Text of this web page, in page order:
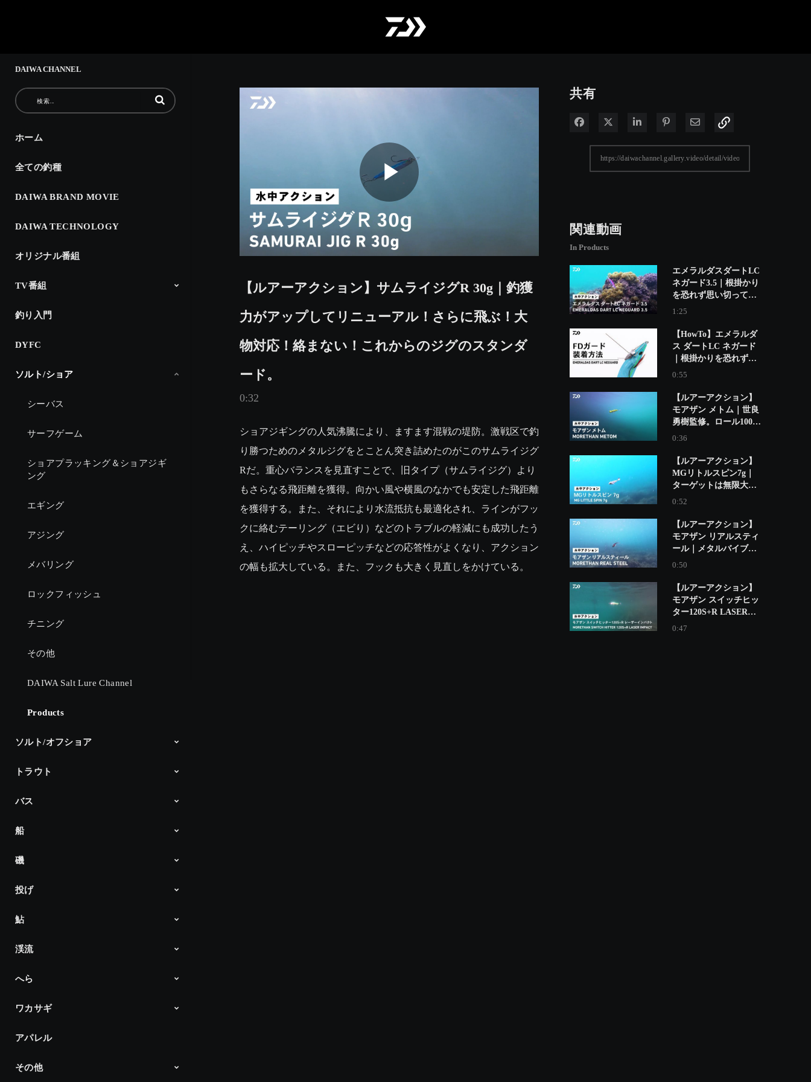
DAIWA CHANNEL
動画の検索語句を入力
ホーム
全ての釣種
DAIWA BRAND MOVIE
DAIWA TECHNOLOGY
オリジナル番組
TV番組
The Fishing
釣り時季
North Angler’s TV
Dz SALT 2ND
アングラーインプレッション
CM
釣り入門
DYFC
ソルト/ショア
シーバス
サーフゲーム
ショアプラッキング＆ショアジギ
ング
エギング
アジング
メバリング
ロックフィッシュ
チニング
その他
DAIWA Salt Lure Channel
Products
ソルト/オフショア
オフショアヘビー
ライトキャスティング
スロージギング
ライトジギング
タイラバ
タチウオジギング
ボートエギング
イカメタル
Products
トラウト
DAIWA TROUT
Products
バス
船
磯
DAIWA 磯チャンネル
Products
投げ
鮎
アユイング
ダイワ鮎の王国
Products
渓流
Products
へら
へら通信
Products
ワカサギ
ワカサギ最前線
Products
アパレル
その他
Play
Video
【ルアーアクション】サムライジグR 30g｜釣獲
力がアップしてリニューアル！さらに飛ぶ！大
物対応！絡まない！これからのジグのスタンダ
ード。
0:32
ショアジギングの人気沸騰により、ますます混戦の堤防。激戦区で釣
り勝つためのメタルジグをとことん突き詰めたのがこのサムライジグ
Rだ。重心バランスを見直すことで、旧タイプ（サムライジグ）より
もさらなる飛距離を獲得。向かい風や横風のなかでも安定した飛距離
を獲得する。また、それにより水流抵抗も最適化され、ラインがフッ
クに絡むテーリング（エビり）などのトラブルの軽減にも成功したう
え、ハイピッチやスローピッチなどの応答性がよくなり、アクション
の幅も拡大している。また、フックも大きく見直しをかけている。
共有
Facebook で共有
Xで共有する
LinkedIn で共有
Pinterest に投稿電子メールで共有
関連動画
In Products
エメラルダスダートLC
ネガード3.5｜根掛かり
を恐れず思い切ってポ
イントへ攻め込む！
り軽減 エギ”ネガード”
1:25
【HowTo】エメラルダ
ス ダートLC ネガード
｜根掛かりを恐れず思
い切ってポイントへ攻
載、根掛かり軽減 エ
ギ”ネガード”
0:55
【ルアーアクション】
モアザン メトム｜世良
勇樹監修。ロール100％
のメトロノームアクシ
ルシンキングミノー！
0:36
【ルアーアクション】
MGリトルスピン7g｜
ターゲットは無限大！
ミドルゲームに最適な
ドワーム！
0:52
【ルアーアクション】
モアザン リアルスティ
ール｜メタルバイブの
王道。定番のハイアピ
0:50
【ルアーアクション】
モアザン スイッチヒッ
ター120S+R LASER
IMPACT｜そのジグ並
0:47